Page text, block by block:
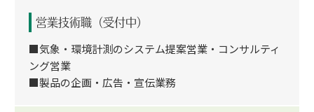
営業技術職（受付中）
■気象・環境計測のシステム提案営業・コンサルティ
ング営業
■製品の企画・広告・宣伝業務